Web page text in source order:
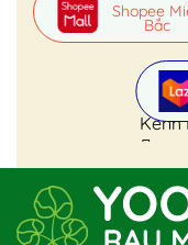
Kênh
Shopee
Bắc